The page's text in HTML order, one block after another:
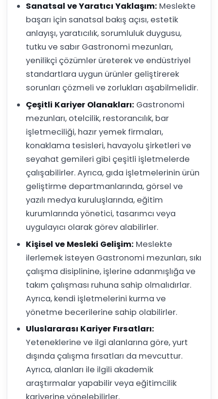
Sanatsal ve Yaratıcı Yaklaşım: Meslekte
başarı için sanatsal bakış açısı, estetik
anlayışı, yaratıcılık, sorumluluk duygusu,
tutku ve sabır Gastronomi mezunları,
yenilikçi çözümler üreterek ve endüstriyel
standartlara uygun ürünler geliştirerek
sorunları çözmeli ve zorlukları aşabilmelidir.
Çeşitli Kariyer Olanakları: Gastronomi
mezunları, otelcilik, restorancılık, bar
işletmeciliği, hazır yemek firmaları,
konaklama tesisleri, havayolu şirketleri ve
seyahat gemileri gibi çeşitli işletmelerde
çalışabilirler. Ayrıca, gıda işletmelerinin ürün
geliştirme departmanlarında, görsel ve
yazılı medya kuruluşlarında, eğitim
kurumlarında yönetici, tasarımcı veya
uygulayıcı olarak görev alabilirler.
Kişisel ve Mesleki Gelişim: Meslekte
ilerlemek isteyen Gastronomi mezunları, sıkı
çalışma disiplinine, işlerine adanmışlığa ve
takım çalışması ruhuna sahip olmalıdırlar.
Ayrıca, kendi işletmelerini kurma ve
yönetme becerilerine sahip olabilirler.
Uluslararası Kariyer Fırsatları:
Yeteneklerine ve ilgi alanlarına göre, yurt
dışında çalışma fırsatları da mevcuttur.
Ayrıca, alanları ile ilgili akademik
araştırmalar yapabilir veya eğitimcilik